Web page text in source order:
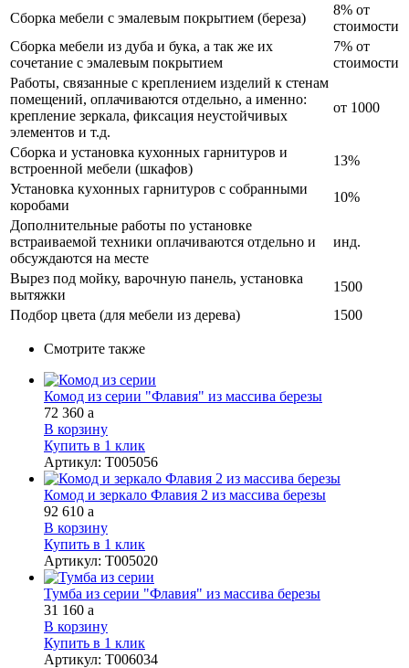
Сборка мебели с эмалевым покрытием (береза)
8% от
стоимости
Сборка мебели из дуба и бука, а так же их
сочетание с эмалевым покрытием
7% от
стоимости
Работы, связанные с креплением изделий к стенам
помещений, оплачиваются отдельно, а именно:
крепление зеркала, фиксация неустойчивых
элементов и т.д.
от 1000
Сборка и установка кухонных гарнитуров и
встроенной мебели (шкафов)
13%
Установка кухонных гарнитуров с собранными
коробами
10%
Дополнительные работы по установке
встраиваемой техники оплачиваются отдельно и
обсуждаются на месте
инд.
Вырез под мойку, варочную панель, установка
вытяжки
1500
Подбор цвета (для мебели из дерева)
1500
Смотрите также
Комод из серии "Флавия" из массива березы
72 360 a
В корзину
Купить в 1 клик
Артикул: Т005056
Комод и зеркало Флавия 2 из массива березы
92 610 a
В корзину
Купить в 1 клик
Артикул: Т005020
Тумба из серии "Флавия" из массива березы
31 160 a
В корзину
Купить в 1 клик
Артикул: Т006034